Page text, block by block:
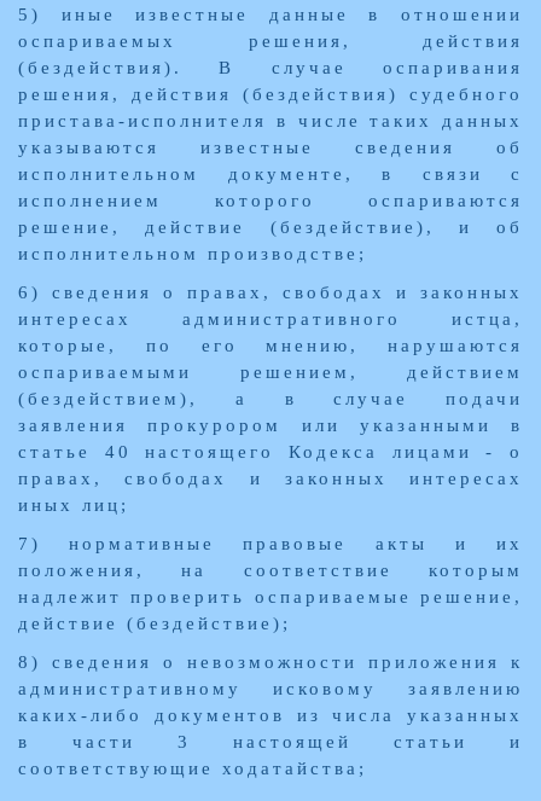
5) иные известные данные в отношении
оспариваемых решения, действия
(бездействия). В случае оспаривания
решения, действия (бездействия) судебного
пристава-исполнителя в числе таких данных
указываются известные сведения об
исполнительном документе, в связи с
исполнением которого оспариваются
решение, действие (бездействие), и об
исполнительном производстве;
6) сведения о правах, свободах и законных
интересах административного истца,
которые, по его мнению, нарушаются
оспариваемыми решением, действием
(бездействием), а в случае подачи
заявления прокурором или указанными в
статье 40 настоящего Кодекса лицами - о
правах, свободах и законных интересах
иных лиц;
7) нормативные правовые акты и их
положения, на соответствие которым
надлежит проверить оспариваемые решение,
действие (бездействие);
8) сведения о невозможности приложения к
административному исковому заявлению
каких-либо документов из числа указанных
в части 3 настоящей статьи и
соответствующие ходатайства;